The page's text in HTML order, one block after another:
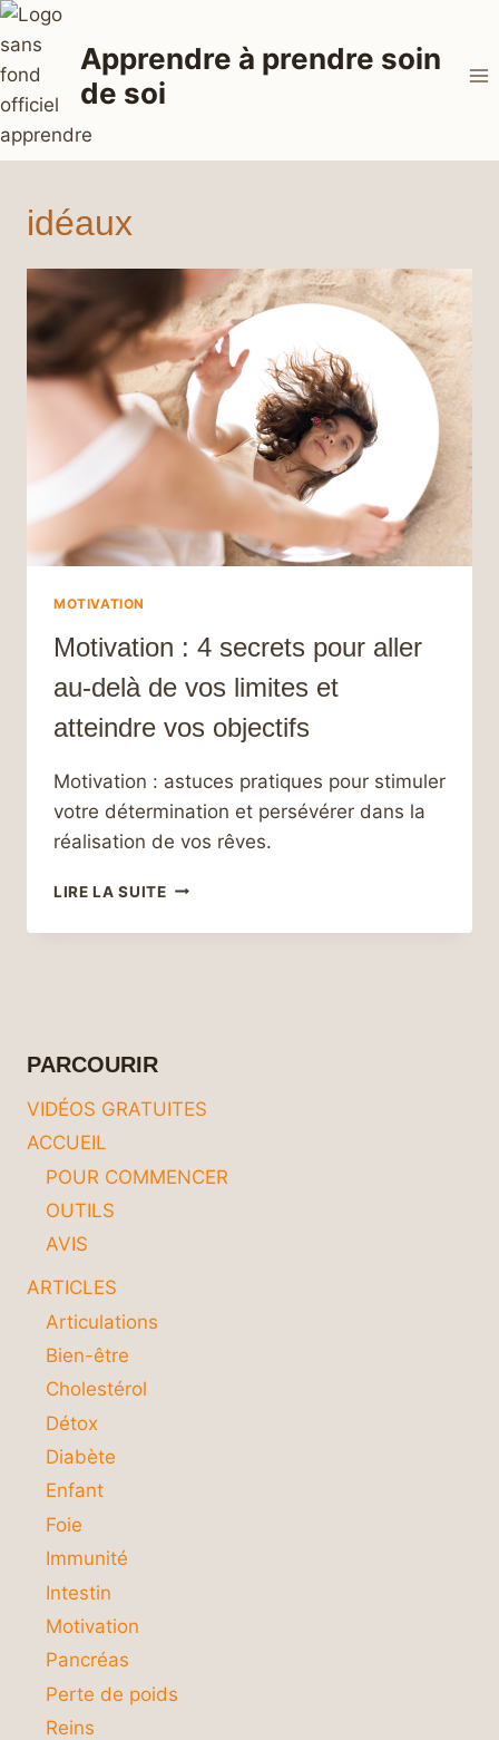
Aller
au
contenu
Apprendre à prendre soin
de soi
idéaux
MOTIVATION
Motivation : 4 secrets pour aller
au-delà de vos limites et
atteindre vos objectifs
Motivation : astuces pratiques pour stimuler
votre détermination et persévérer dans la
réalisation de vos rêves.
LIRE LA SUITEMOTIVATION
4
LIMITES
ATTEINDRE
VOS
PARCOURIR
VIDÉOS GRATUITES
ACCUEIL
POUR COMMENCER
OUTILS
AVIS
ARTICLES
Articulations
Bien-être
Cholestérol
Détox
Diabète
Enfant
Foie
Immunité
Intestin
Motivation
Pancréas
Perte de poids
Reins